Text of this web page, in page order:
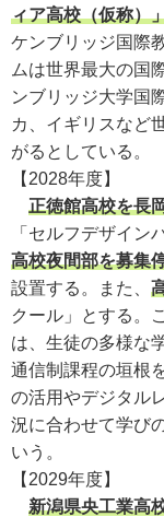
ィア高校（仮称）
ケンブリッジ国際
ムは世界最大の国
ンブリッジ大学国
カ、イギリスなど
がるとしている。
【2028年度】
正徳館高校を長
「セルフデザイン
高校夜間部を募集
設置する。また、
クール」とする。
は、生徒の多様な
通信制課程の垣根
の活用やデジタル
況に合わせて学び
いう。
【2029年度】
新潟県央工業高